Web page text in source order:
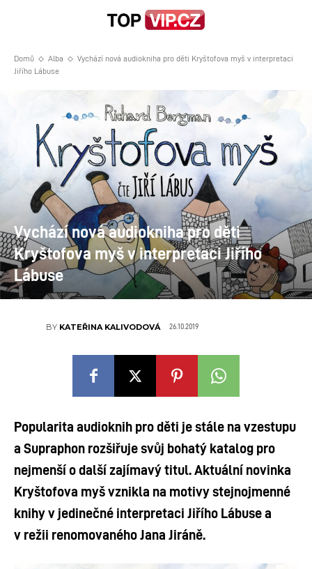
Domů Alba
Vychází nová audiokniha pro děti Kryštofova myš v interpretaci
Jiřího Lábuse
Vychází nová audiokniha pro děti
Kryštofova myš v interpretaci Jiřího
Lábuse
BY KATEŘINA KALIVODOVÁ 26.10.2019
Popularita audioknih pro děti je stále na vzestupu
a Supraphon rozšiřuje svůj bohatý katalog pro
nejmenší o další zajímavý titul. Aktuální novinka
Kryštofova myš vznikla na motivy stejnojmenné
knihy v jedinečné interpretaci Jiřího Lábuse a
v režii renomovaného Jana Jiráně.